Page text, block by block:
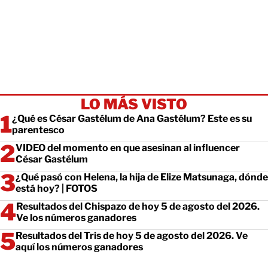
LO MÁS VISTO
¿Qué es César Gastélum de Ana Gastélum? Este es su
parentesco
VIDEO del momento en que asesinan al influencer
César Gastélum
¿Qué pasó con Helena, la hija de Elize Matsunaga, dónde
está hoy? | FOTOS
Resultados del Chispazo de hoy 5 de agosto del 2026.
Ve los números ganadores
Resultados del Tris de hoy 5 de agosto del 2026. Ve
aquí los números ganadores